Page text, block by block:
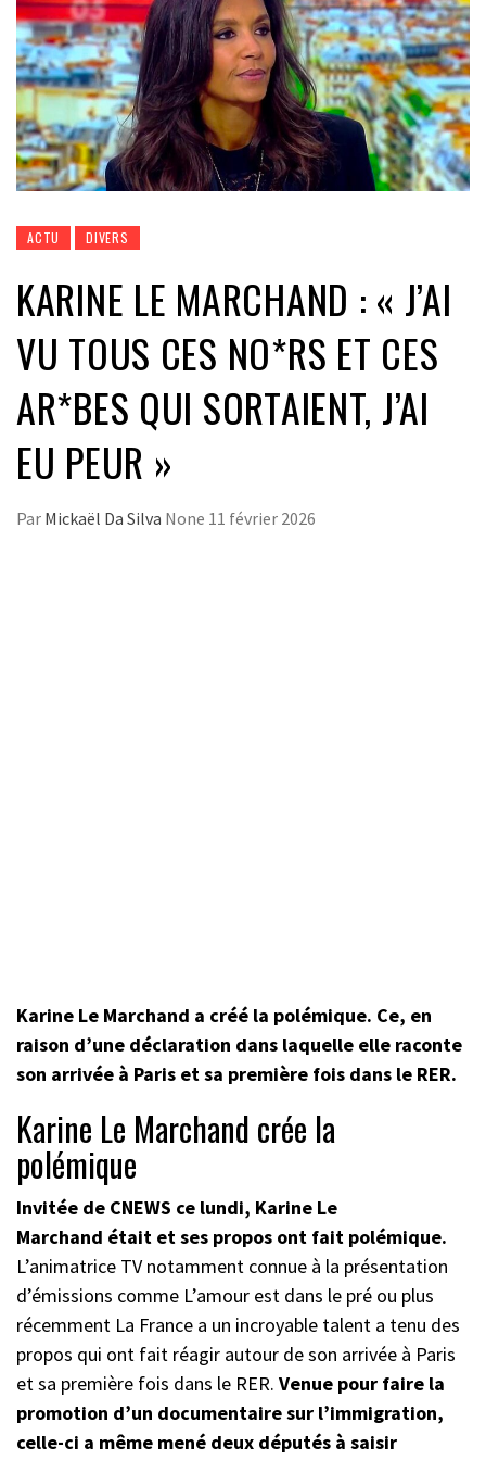
ACTU DIVERS
KARINE LE MARCHAND : « J’AI
VU TOUS CES NO*RS ET CES
AR*BES QUI SORTAIENT, J’AI
EU PEUR »
Par Mickaël Da Silva None 11 février 2026
Karine Le Marchand a créé la polémique. Ce, en
raison d’une déclaration dans laquelle elle raconte
son arrivée à Paris et sa première fois dans le RER.
Karine Le Marchand crée la
polémique
Invitée de CNEWS ce lundi, Karine Le
Marchand était et ses propos ont fait polémique.
L’animatrice TV notamment connue à la présentation
d’émissions comme L’amour est dans le pré ou plus
récemment La France a un incroyable talent a tenu des
propos qui ont fait réagir autour de son arrivée à Paris
et sa première fois dans le RER. Venue pour faire la
promotion d’un documentaire sur l’immigration,
celle-ci a même mené deux députés à saisir